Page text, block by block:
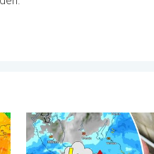
Hed varme og kraftig vind. .
Voldsomme tordenvejr